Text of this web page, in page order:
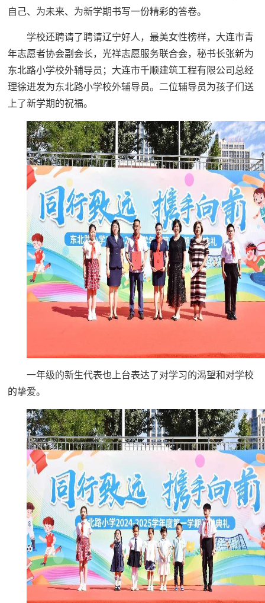
自己、为未来、为新学期书写一份精彩的答卷。
学校还聘请了聘请辽宁好人，最美女性榜样，大连市青
年志愿者协会副会长，光祥志愿服务联合会，秘书长张新为
东北路小学校外辅导员；大连市千顺建筑工程有限公司总经
理徐进发为东北路小学校外辅导员。二位辅导员为孩子们送
上了新学期的祝福。
一年级的新生代表也上台表达了对学习的渴望和对学校
的挚爱。